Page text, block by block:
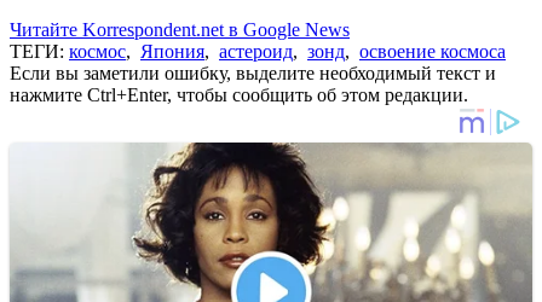
Читайте Korrespondent.net в Google News
ТЕГИ: космос, Япония, астероид, зонд, освоение космоса
Если вы заметили ошибку, выделите необходимый текст и
нажмите Ctrl+Enter, чтобы сообщить об этом редакции.